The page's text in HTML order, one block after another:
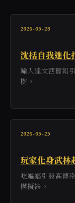
2026-05-28
沈括自我進
輸入達文西簡報
樹。
2026-05-25
玩家化身武林
吃蝙蝠引發高傳
模擬器。